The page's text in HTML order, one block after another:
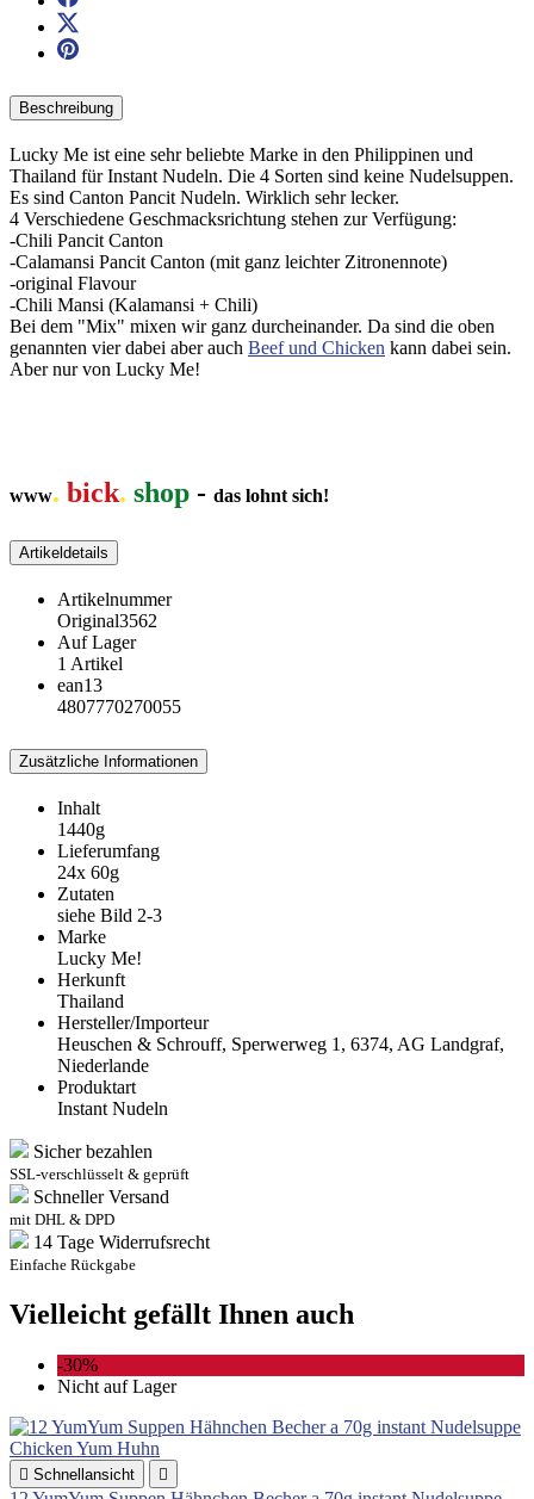
Beschreibung
Lucky Me ist eine sehr beliebte Marke in den Philippinen und
Thailand für Instant Nudeln. Die 4 Sorten sind keine Nudelsuppen.
Es sind Canton Pancit Nudeln. Wirklich sehr lecker.
4 Verschiedene Geschmacksrichtung stehen zur Verfügung:
-Chili Pancit Canton
-Calamansi Pancit Canton (mit ganz leichter Zitronennote)
-original Flavour
-Chili Mansi (Kalamansi + Chili)
Bei dem "Mix" mixen wir ganz durcheinander. Da sind die oben
genannten vier dabei aber auch Beef und Chicken kann dabei sein.
Aber nur von Lucky Me!
www. bick. shop - das lohnt sich!
Artikeldetails
Artikelnummer
Original3562
Auf Lager
1 Artikel
ean13
4807770270055
Zusätzliche Informationen
Inhalt
1440g
Lieferumfang
24x 60g
Zutaten
siehe Bild 2-3
Marke
Lucky Me!
Herkunft
Thailand
Hersteller/Importeur
Heuschen & Schrouff, Sperwerweg 1, 6374, AG Landgraf,
Niederlande
Produktart
Instant Nudeln
Sicher bezahlen
SSL-verschlüsselt & geprüft
Schneller Versand
mit DHL & DPD
14 Tage Widerrufsrecht
Einfache Rückgabe
Vielleicht gefällt Ihnen auch
-30%
Nicht auf Lager
 Schnellansicht 